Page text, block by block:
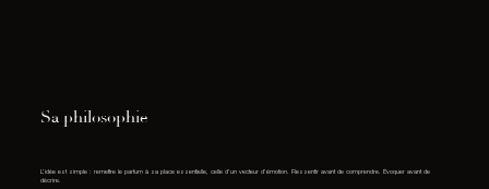
Sa philosophie
L’idée est simple : remettre le parfum à sa place essentielle, celle d’un vecteur d’émotion. Ressentir avant de comprendre. Évoquer avant de
décrire.